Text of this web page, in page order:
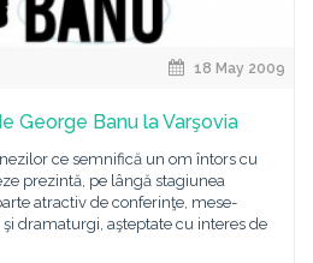
18 May 2009
George Banu la Varşovia
ce semnifică un om întors cu
prezintă, pe lângă stagiunea
atractiv de conferinţe, mese-
dramaturgi, aşteptate cu interes de